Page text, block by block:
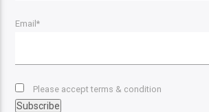
Email*
Please accept terms & condition